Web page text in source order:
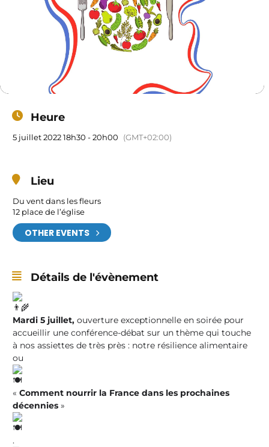
Heure
5 juillet 2022 18h30 - 20h00 (GMT+02:00)
Lieu
Du vent dans les fleurs
12 place de l’église
OTHER EVENTS
Détails de l'évènement
Mardi 5 juillet, ouverture exceptionnelle en soirée pour
accueillir une conférence-débat sur un thème qui touche
à nos assiettes de très près : notre résilience alimentaire
ou
« Comment nourrir la France dans les prochaines
décennies »
.